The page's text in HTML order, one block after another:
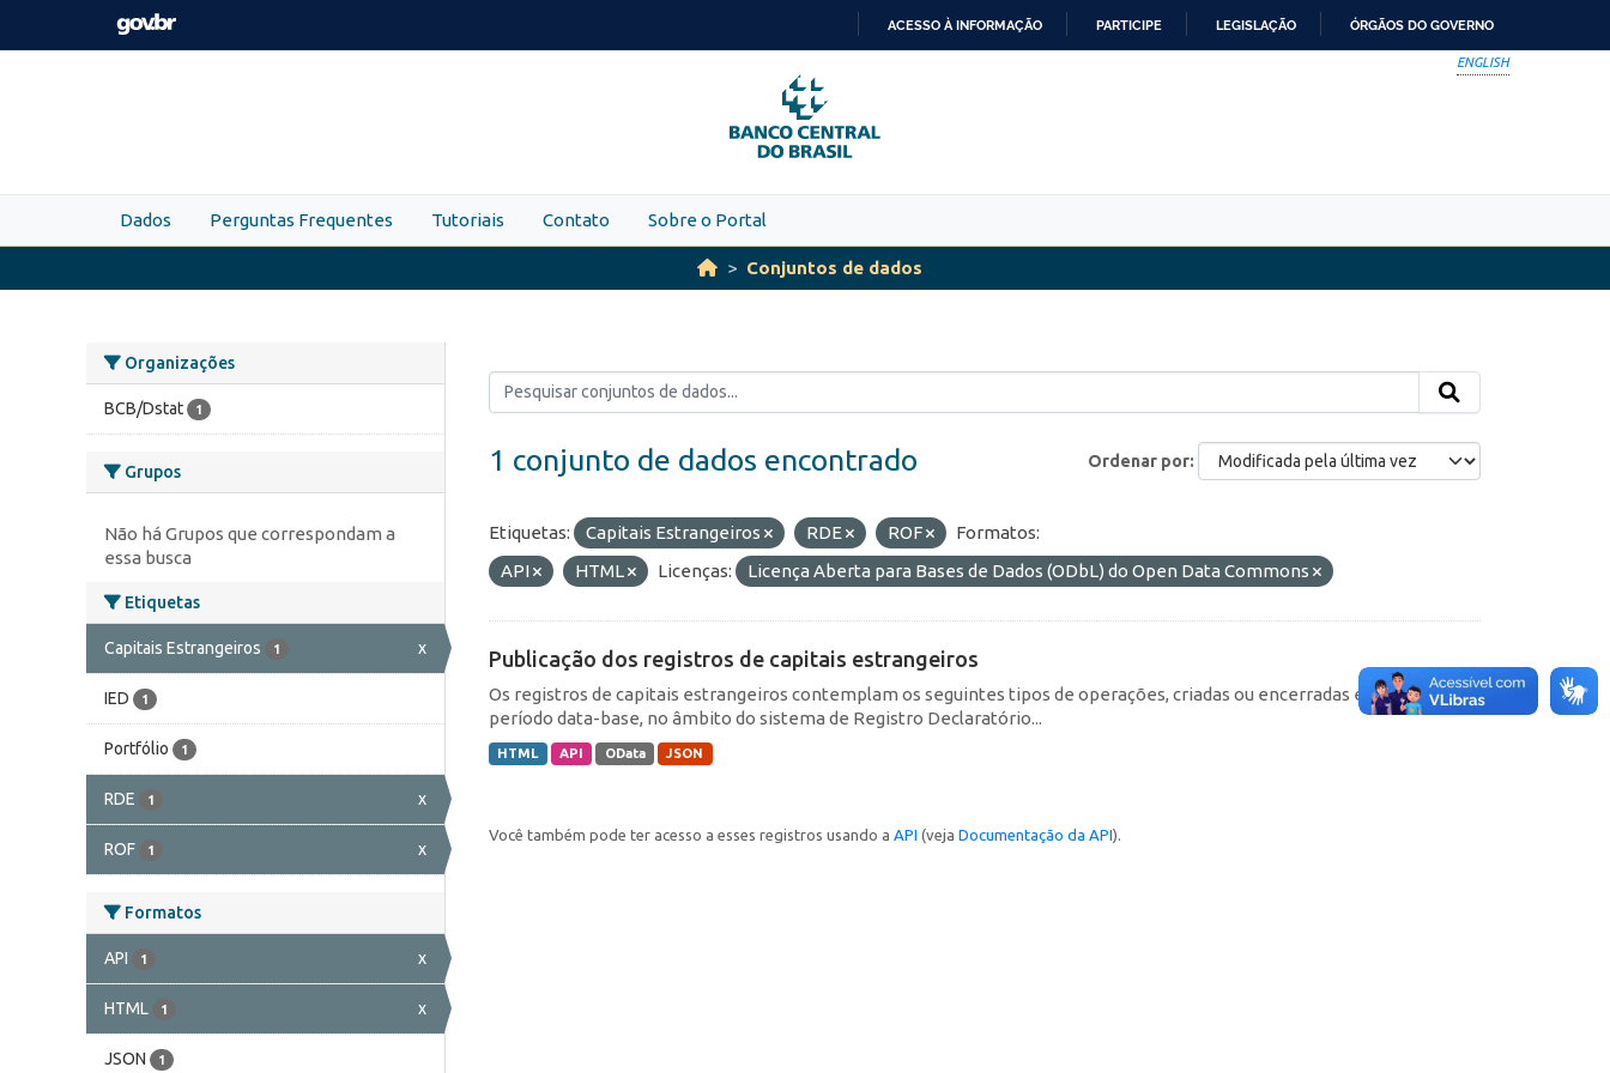
Skip to main content
PARA
O
CONTEÚDO
ACESSO À INFORMAÇÃO PARTICIPE LEGISLAÇÃO ÓRGÃOS DO GOVERNO
ENGLISH
Dados Perguntas Frequentes Tutoriais Contato Sobre o Portal
Conjuntos de dados
Organizações
BCB/Dstat 1
Grupos
Não há Grupos que correspondam a
essa busca
Etiquetas
Capitais Estrangeiros 1 x
IED 1
Portfólio 1
RDE 1 x
ROF 1 x
Formatos
API 1 x
HTML 1 x
JSON 1
Ordenar por
1 conjunto de dados encontrado
Etiquetas: Capitais Estrangeiros RDE ROF
Formatos:
API
HTML Licenças: Licença Aberta para Bases de Dados (ODbL) do Open Data Commons
Publicação dos registros de capitais estrangeiros
Os registros de capitais estrangeiros contemplam os seguintes tipos de operações, criadas ou encerradas em cada
período data-base, no âmbito do sistema de Registro Declaratório...
HTML API OData JSON
Você também pode ter acesso a esses registros usando a API (veja Documentação da API).